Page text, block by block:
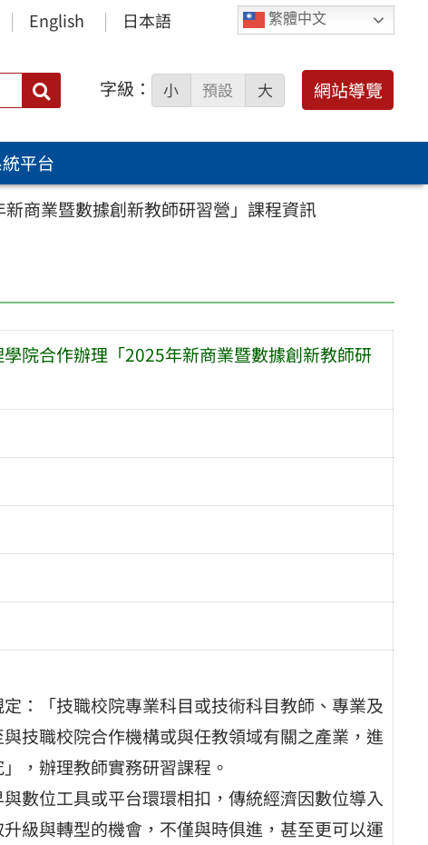
繁體中文
English 日本語
搜
尋：
字級： 小 預設 大 網站導覽
平台
商業暨數據創新教師研習營」課程資訊
院合作辦理「2025年新商業暨數據創新教師研
：「技職校院專業科目或技術科目教師、專業及
技職校院合作機構或與任教領域有關之產業，進
，辦理教師實務研習課程。
數位工具或平台環環相扣，傳統經濟因數位導入
級與轉型的機會，不僅與時俱進，甚至更可以運